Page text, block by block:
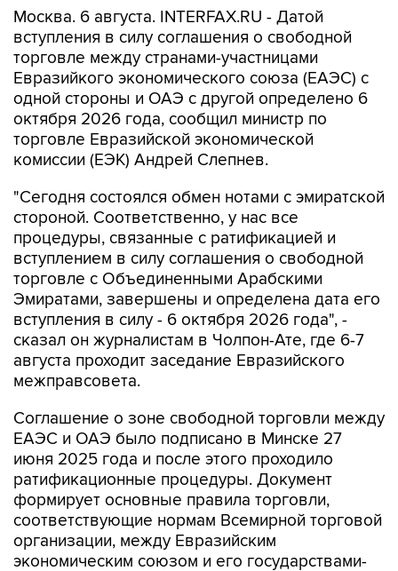
Москва. 6 августа. INTERFAX.RU - Датой
вступления в силу соглашения о свободной
торговле между странами-участницами
Евразийкого экономического союза (ЕАЭС) с
одной стороны и ОАЭ с другой определено 6
октября 2026 года, сообщил министр по
торговле Евразийской экономической
комиссии (ЕЭК) Андрей Слепнев.
"Сегодня состоялся обмен нотами с эмиратской
стороной. Соответственно, у нас все
процедуры, связанные с ратификацией и
вступлением в силу соглашения о свободной
торговле с Объединенными Арабскими
Эмиратами, завершены и определена дата его
вступления в силу - 6 октября 2026 года", -
сказал он журналистам в Чолпон-Ате, где 6-7
августа проходит заседание Евразийского
межправсовета.
Соглашение о зоне свободной торговли между
ЕАЭС и ОАЭ было подписано в Минске 27
июня 2025 года и после этого проходило
ратификационные процедуры. Документ
формирует основные правила торговли,
соответствующие нормам Всемирной торговой
организации, между Евразийским
экономическим союзом и его государствами-